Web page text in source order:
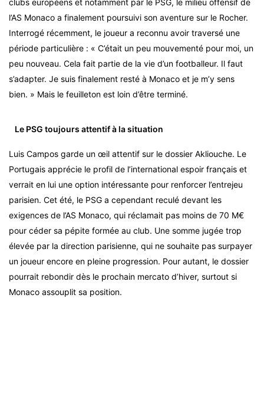
l’AS Monaco a finalement poursuivi son aventure sur le Rocher.
Interrogé récemment, le joueur a reconnu avoir traversé une
période particulière : « C’était un peu mouvementé pour moi, un
peu nouveau. Cela fait partie de la vie d’un footballeur. Il faut
s’adapter. Je suis finalement resté à Monaco et je m’y sens
bien. » Mais le feuilleton est loin d’être terminé.
Le PSG toujours attentif à la situation
Luis Campos garde un œil attentif sur le dossier Akliouche. Le
Portugais apprécie le profil de l’international espoir français et
verrait en lui une option intéressante pour renforcer l’entrejeu
parisien. Cet été, le PSG a cependant reculé devant les
exigences de l’AS Monaco, qui réclamait pas moins de 70 M€
pour céder sa pépite formée au club. Une somme jugée trop
élevée par la direction parisienne, qui ne souhaite pas surpayer
un joueur encore en pleine progression. Pour autant, le dossier
pourrait rebondir dès le prochain mercato d’hiver, surtout si
Monaco assouplit sa position.